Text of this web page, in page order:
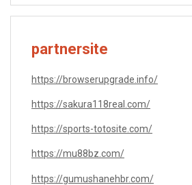
partnersite
https://browserupgrade.info/
https://sakura118real.com/
https://sports-totosite.com/
https://mu88bz.com/
https://gumushanehbr.com/